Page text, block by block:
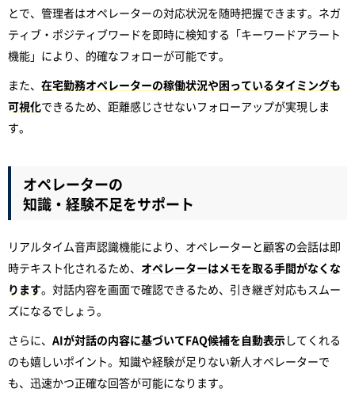
とで、管理者はオペレーターの対応状況を随時把握できます。ネガ
ティブ・ポジティブワードを即時に検知する「キーワードアラート
機能」により、的確なフォローが可能です。
また、 在宅勤務オペレーターの稼働状況や困っているタイミングも
可視化できるため、距離感じさせないフォローアップが実現しま
す。
オペレーターの
知識・経験不足をサポート
リアルタイム音声認識機能により、オペレーターと顧客の会話は即
時テキスト化されるため、 オペレーターはメモを取る手間がなくな
ります。対話内容を画面で確認できるため、引き継ぎ対応もスムー
ズになるでしょう。
さらに、 AIが対話の内容に基づいてFAQ候補を自動表示してくれる
のも嬉しいポイント。知識や経験が足りない新人オペレーターで
も、迅速かつ正確な回答が可能になります。